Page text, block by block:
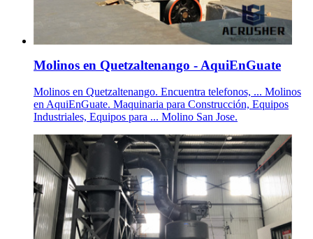
Molinos en Quetzaltenango - AquiEnGuate
Molinos en Quetzaltenango. Encuentra telefonos, ... Molinos
en AquiEnGuate. Maquinaria para Construcción, Equipos
Industriales, Equipos para ... Molino San Jose.